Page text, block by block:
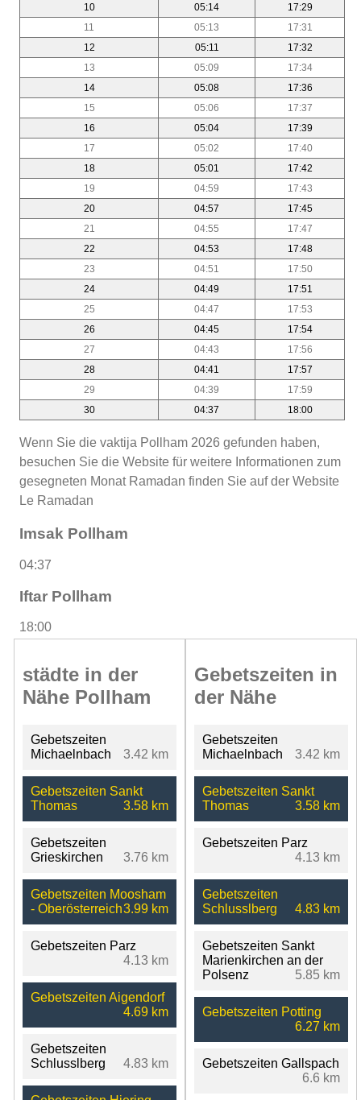
10
05:14
17:29
11
05:13
17:31
12
05:11
17:32
13
05:09
17:34
14
05:08
17:36
15
05:06
17:37
16
05:04
17:39
17
05:02
17:40
18
05:01
17:42
19
04:59
17:43
20
04:57
17:45
21
04:55
17:47
22
04:53
17:48
23
04:51
17:50
24
04:49
17:51
25
04:47
17:53
26
04:45
17:54
27
04:43
17:56
28
04:41
17:57
29
04:39
17:59
30
04:37 18:00
Wenn Sie die vaktija Pollham 2026 gefunden haben,
besuchen Sie die Website für weitere Informationen zum
gesegneten Monat Ramadan finden Sie auf der Website
Le Ramadan
Imsak Pollham
04:37
Iftar Pollham
18:00
städte in der
Nähe Pollham
Gebetszeiten
Michaelnbach
3.42 km
Gebetszeiten Sankt
Thomas
3.58 km
Gebetszeiten
Grieskirchen
3.76 km
Gebetszeiten Moosham
- Oberösterreich3.99 km
Gebetszeiten Parz
4.13 km
Gebetszeiten Aigendorf
4.69 km
Gebetszeiten
Schlusslberg
4.83 km
Gebetszeiten in
der Nähe
Gebetszeiten
Michaelnbach
3.42 km
Gebetszeiten Sankt
Thomas
3.58 km
Gebetszeiten Parz
4.13 km
Gebetszeiten
Schlusslberg
4.83 km
Gebetszeiten Sankt
Marienkirchen an der
Polsenz
5.85 km
Gebetszeiten Potting
6.27 km
Gebetszeiten Gallspach
6.6 km